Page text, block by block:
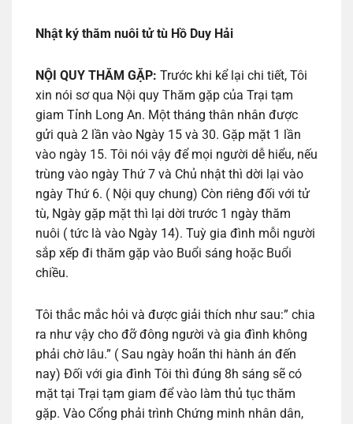
Nhật ký thăm nuôi tử tù Hồ Duy Hải
NỘI QUY THĂM GẶP: Trước khi kể lại chi tiết, Tôi
xin nói sơ qua Nội quy Thăm gặp của Trại tạm
giam Tỉnh Long An. Một tháng thân nhân được
gửi quà 2 lần vào Ngày 15 và 30. Gặp mặt 1 lần
vào ngày 15. Tôi nói vậy để mọi người dễ hiểu, nếu
trùng vào ngày Thứ 7 và Chủ nhật thì dời lại vào
ngày Thứ 6. ( Nội quy chung) Còn riêng đối với tử
tù, Ngày gặp mặt thì lại dời trước 1 ngày thăm
nuôi ( tức là vào Ngày 14). Tuỳ gia đình mỗi người
sắp xếp đi thăm gặp vào Buổi sáng hoặc Buổi
chiều.
Tôi thắc mắc hỏi và được giải thích như sau:” chia
ra như vậy cho đỡ đông người và gia đình không
phải chờ lâu.” ( Sau ngày hoãn thi hành án đến
nay) Đối với gia đình Tôi thì đúng 8h sáng sẽ có
mặt tại Trại tạm giam để vào làm thủ tục thăm
gặp. Vào Cổng phải trình Chứng minh nhân dân,